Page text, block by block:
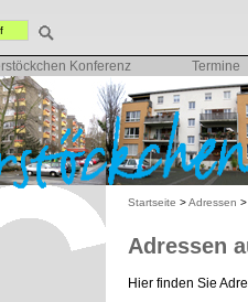
Konferenz Termine
Startseite >Adressen >
Adressen
Hier finden Sie